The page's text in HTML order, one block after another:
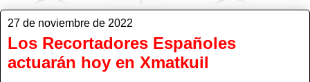
27 de noviembre de 2022
Los Recortadores Españoles
actuarán hoy en Xmatkuil